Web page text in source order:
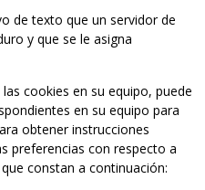
de texto que un servidor de
y que se le asigna
cookies en su equipo, puede
en su equipo para
obtener instrucciones
preferencias con respecto a
constan a continuación: